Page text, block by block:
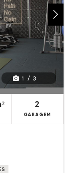
1 / 3
2
GARAGEM